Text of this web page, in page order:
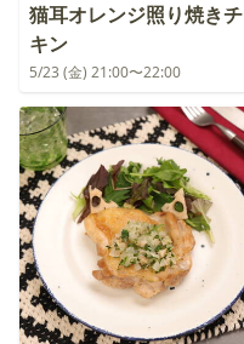
猫耳オレンジ照り焼きチ
キン
5/23 (金) 21:00〜22:00